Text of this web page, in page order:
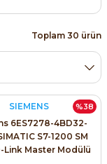
Paketleri
Hareket Kontrol Üniteleri
Toplam 30 ürün
%38
SIEMENS
6ES7278-4BD32-
S7-1200 SM
Link Master Modülü